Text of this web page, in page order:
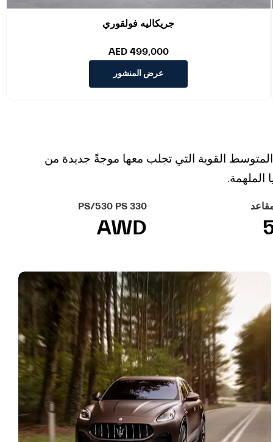
جريكاليه فولقوري
AED 499,000
عرض المنشور
المتوسط القوية التي تجلب معها موجةً جديدة من
الملهمة.
330 PS/530 PS
AWD